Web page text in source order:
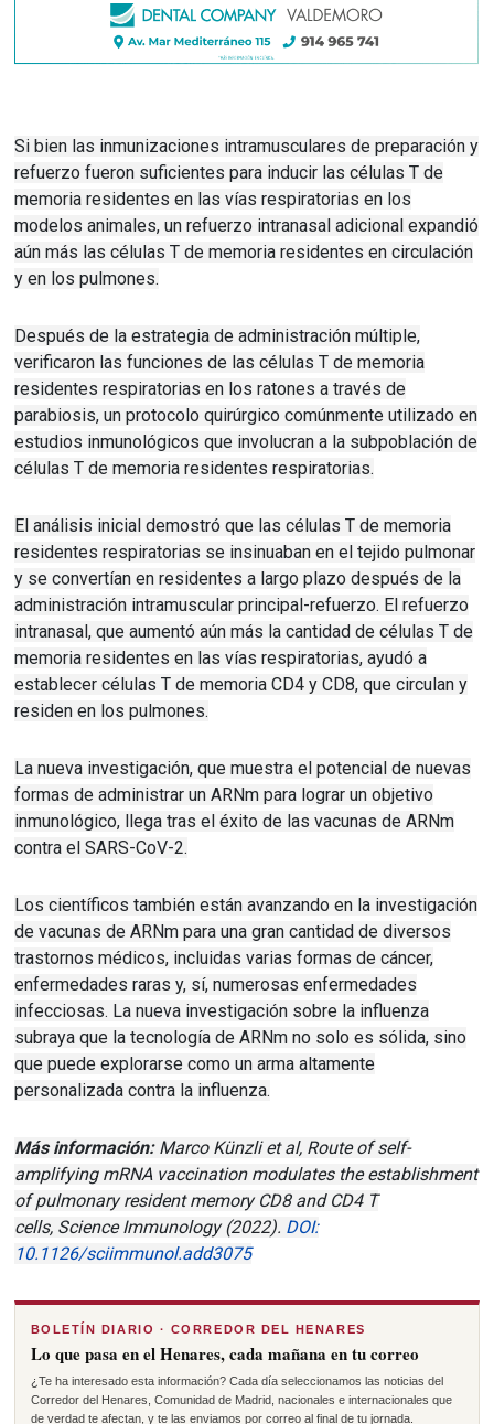
Si bien las inmunizaciones intramusculares de preparación y
refuerzo fueron suficientes para inducir las células T de
memoria residentes en las vías respiratorias en los
modelos animales, un refuerzo intranasal adicional expandió
aún más las células T de memoria residentes en circulación
y en los pulmones.
Después de la estrategia de administración múltiple,
verificaron las funciones de las células T de memoria
residentes respiratorias en los ratones a través de
parabiosis, un protocolo quirúrgico comúnmente utilizado en
estudios inmunológicos que involucran a la subpoblación de
células T de memoria residentes respiratorias.
El análisis inicial demostró que las células T de memoria
residentes respiratorias se insinuaban en el tejido pulmonar
y se convertían en residentes a largo plazo después de la
administración intramuscular principal-refuerzo. El refuerzo
intranasal, que aumentó aún más la cantidad de células T de
memoria residentes en las vías respiratorias, ayudó a
establecer células T de memoria CD4 y CD8, que circulan y
residen en los pulmones.
La nueva investigación, que muestra el potencial de nuevas
formas de administrar un ARNm para lograr un objetivo
inmunológico, llega tras el éxito de las vacunas de ARNm
contra el SARS-CoV-2.
Los científicos también están avanzando en la investigación
de vacunas de ARNm para una gran cantidad de diversos
trastornos médicos, incluidas varias formas de cáncer,
enfermedades raras y, sí, numerosas enfermedades
infecciosas. La nueva investigación sobre la influenza
subraya que la tecnología de ARNm no solo es sólida, sino
que puede explorarse como un arma altamente
personalizada contra la influenza.
Más información:Marco Künzli et al, Route of self-
amplifying mRNA vaccination modulates the establishment
of pulmonary resident memory CD8 and CD4 T
cells, Science Immunology(2022). DOI:
10.1126/sciimmunol.add3075
BOLETÍN DIARIO · CORREDOR DEL HENARES
Lo que pasa en el Henares, cada mañana en tu correo
¿Te ha interesado esta información? Cada día seleccionamos las noticias del
Corredor del Henares, Comunidad de Madrid, nacionales e internacionales que
de verdad te afectan, y te las enviamos por correo al final de tu jornada.